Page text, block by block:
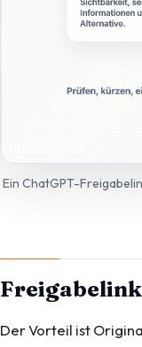
Ein ChatGPT-
Der Vorteil ist